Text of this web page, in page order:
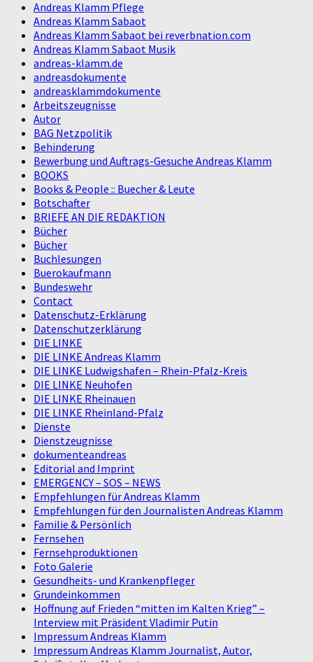
Andreas Klamm Pflege
Andreas Klamm Sabaot
Andreas Klamm Sabaot bei reverbnation.com
Andreas Klamm Sabaot Musik
andreas-klamm.de
andreasdokumente
andreasklammdokumente
Arbeitszeugnisse
Autor
BAG Netzpolitik
Behinderung
Bewerbung und Auftrags-Gesuche Andreas Klamm
BOOKS
Books & People :: Buecher & Leute
Botschafter
BRIEFE AN DIE REDAKTION
Bücher
Bücher
Buchlesungen
Buerokaufmann
Bundeswehr
Contact
Datenschutz-Erklärung
Datenschutzerklärung
DIE LINKE
DIE LINKE Andreas Klamm
DIE LINKE Ludwigshafen – Rhein-Pfalz-Kreis
DIE LINKE Neuhofen
DIE LINKE Rheinauen
DIE LINKE Rheinland-Pfalz
Dienste
Dienstzeugnisse
dokumenteandreas
Editorial and Imprint
EMERGENCY – SOS – NEWS
Empfehlungen für Andreas Klamm
Empfehlungen für den Journalisten Andreas Klamm
Familie & Persönlich
Fernsehen
Fernsehproduktionen
Foto Galerie
Gesundheits- und Krankenpfleger
Grundeinkommen
Hoffnung auf Frieden “mitten im Kalten Krieg” –
Interview mit Präsident Vladimir Putin
Impressum Andreas Klamm
Impressum Andreas Klamm Journalist, Autor,